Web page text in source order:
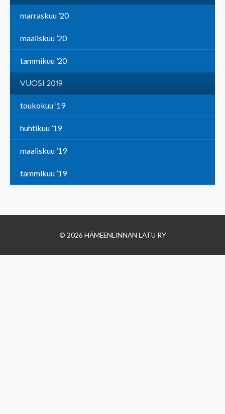
marraskuu ’20
maaliskuu ’20
tammikuu ’20
VUOSI 2019
toukokuu ’19
huhtikuu ’19
maaliskuu ’19
tammikuu ’19
© 2026 HÄMEENLINNAN LATU RY